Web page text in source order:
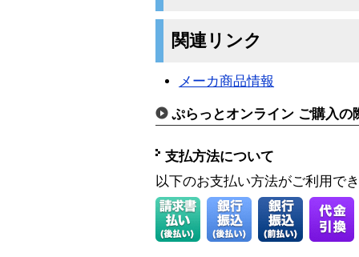
関連リンク
メーカ商品情報
ぷらっとオンライン ご購入の
支払方法について
以下のお支払い方法がご利用で